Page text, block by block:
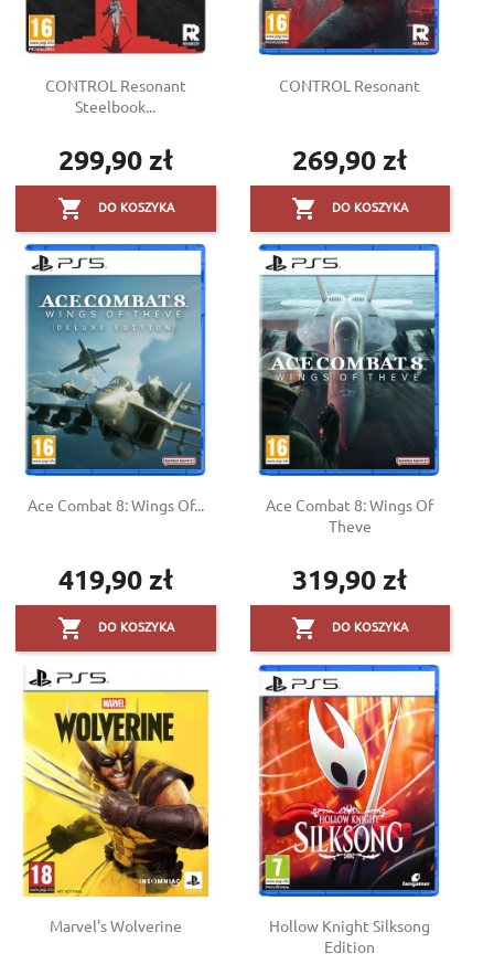
CONTROL Resonant
Steelbook...
Cena
299,90 zł
 DO KOSZYKA
CONTROL Resonant
Cena
269,90 zł
 DO KOSZYKA
Ace Combat 8: Wings Of...
Cena
419,90 zł
 DO KOSZYKA
Ace Combat 8: Wings Of
Theve
Cena
319,90 zł
 DO KOSZYKA
Marvel's Wolverine
Hollow Knight Silksong
Edition